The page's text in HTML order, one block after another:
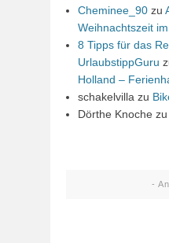
Cheminee_90 zu
Weihnachtszeit
8 Tipps für das
UrlaubstippGuru
Holland –
schakelvilla zu
Dörthe Knoche zu
-